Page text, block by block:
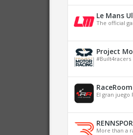
Le Mans
The official
Project
#Built4racers
El gran juego
More than a